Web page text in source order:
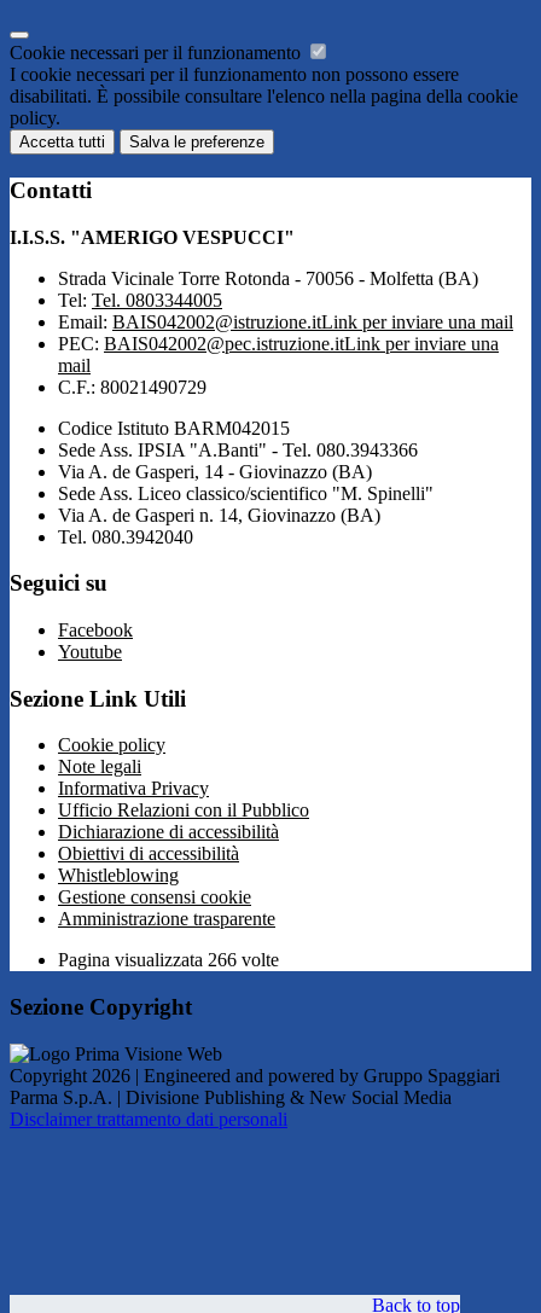
Cookie necessari per il funzionamento
I cookie necessari per il funzionamento non possono essere
disabilitati. È possibile consultare l'elenco nella pagina della cookie
policy.
Accetta tutti Salva le preferenze
Contatti
I.I.S.S. "AMERIGO VESPUCCI"
Strada Vicinale Torre Rotonda - 70056 - Molfetta (BA)
Tel: Tel. 0803344005
Email: BAIS042002@istruzione.itLink per inviare una mail
PEC: BAIS042002@pec.istruzione.itLink per inviare una
mail
C.F.: 80021490729
Codice Istituto BARM042015
Sede Ass. IPSIA "A.Banti" - Tel. 080.3943366
Via A. de Gasperi, 14 - Giovinazzo (BA)
Sede Ass. Liceo classico/scientifico "M. Spinelli"
Via A. de Gasperi n. 14, Giovinazzo (BA)
Tel. 080.3942040
Seguici su
Facebook
Youtube
Sezione Link Utili
Cookie policy
Note legali
Informativa Privacy
Ufficio Relazioni con il Pubblico
Dichiarazione di accessibilità
Obiettivi di accessibilità
Whistleblowing
Gestione consensi cookie
Amministrazione trasparente
Pagina visualizzata 266 volte
Sezione Copyright
Copyright 2026 | Engineered and powered by Gruppo Spaggiari
Parma S.p.A. | Divisione Publishing & New Social Media
Disclaimer trattamento dati personali
Back to top